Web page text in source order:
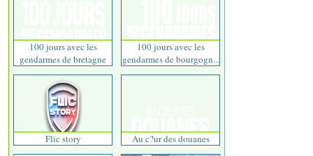
100 jours avec les
gendarmes de bretagne
100 jours avec les
gendarmes de bourgogn...
Flic story Au c?ur des douanes